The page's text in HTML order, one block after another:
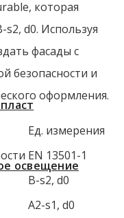
освещение
которая
s2, d0. Используя
фасады с
безопасности и
оформления.
Ед. измерения
EN 13501-1
B-s2, d0
A2-s1, d0